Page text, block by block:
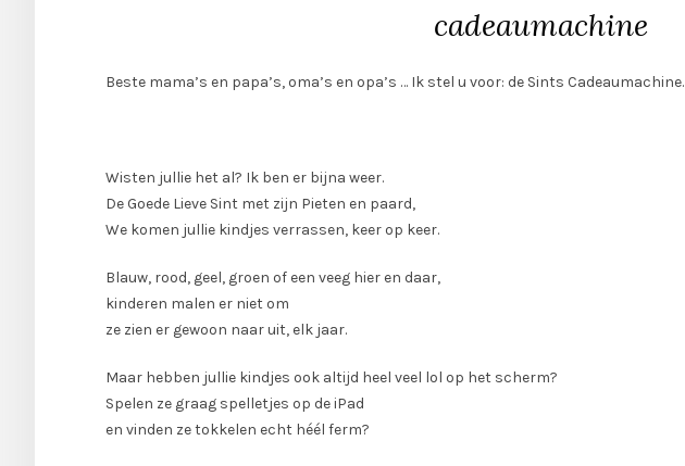
cadeaumachine
Beste mama’s en papa’s, oma’s en opa’s … Ik stel u voor: de Sints Cadeaumachine.
Wisten jullie het al? Ik ben er bijna weer.
De Goede Lieve Sint met zijn Pieten en paard,
We komen jullie kindjes verrassen, keer op keer.
Blauw, rood, geel, groen of een veeg hier en daar,
kinderen malen er niet om
ze zien er gewoon naar uit, elk jaar.
Maar hebben jullie kindjes ook altijd heel veel lol op het scherm?
Spelen ze graag spelletjes op de iPad
en vinden ze tokkelen echt héél ferm?